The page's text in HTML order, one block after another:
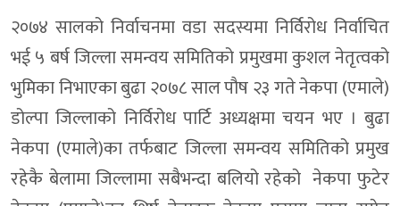
२०७४ सालको निर्वाचनमा वडा सदस्यमा निर्विरोध निर्वाचित
भई ५ बर्ष जिल्ला समन्वय समितिको प्रमुखमा कुशल नेतृत्वको
भुमिका निभाएका बुढा २०७८ साल पौष २३ गते नेकपा (एमाले)
डोल्पा जिल्लाको निर्विरोध पार्टि अध्यक्षमा चयन भए । बुढा
नेकपा (एमाले)का तर्फबाट जिल्ला समन्वय समितिको प्रमुख
रहेकै बेलामा जिल्लामा सबैभन्दा बलियो रहेको नेकपा फुटेर